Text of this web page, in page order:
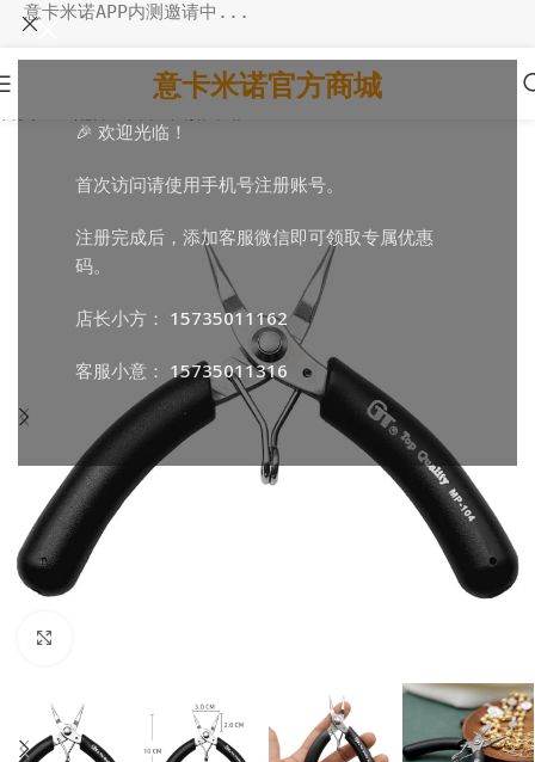
🎉 欢迎光临！
首次访问请使用手机号注册账号。
注册完成后，添加客服微信即可领取专属优惠
码。
店长小方： 15735011162
客服小意： 15735011316
意卡米诺APP内测邀请中...
意卡米诺官方商城